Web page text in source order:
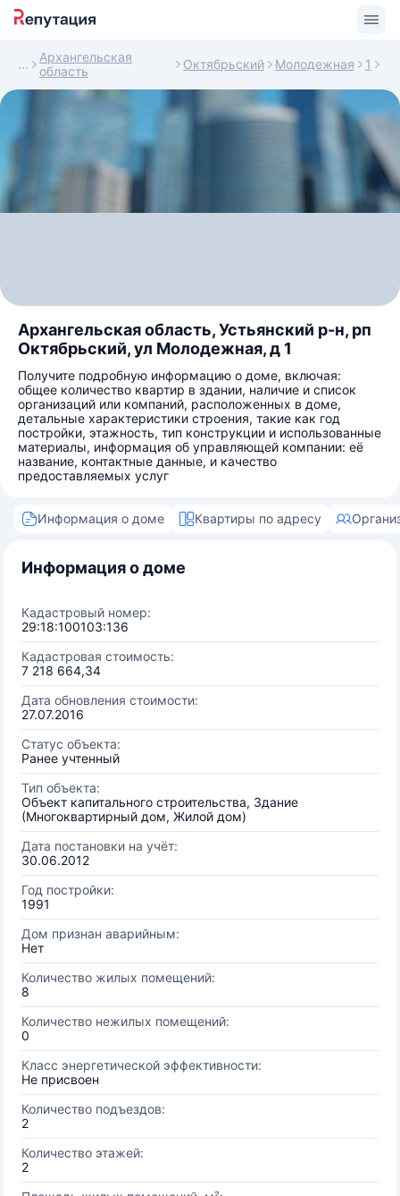
Архангельская
область
Октябрьский Молодежная 1
Архангельская область, Устьянский р-н, рп
Октябрьский, ул Молодежная, д 1
Получите подробную информацию о доме, включая:
общее количество квартир в здании, наличие и список
организаций или компаний, расположенных в доме,
детальные характеристики строения, такие как год
постройки, этажность, тип конструкции и использованные
материалы, информация об управляющей компании: её
название, контактные данные, и качество
предоставляемых услуг
Информация о доме Квартиры по адресу
Информация о доме
Кадастровый номер:
29:18:100103:136
Кадастровая стоимость:
7 218 664,34
Дата обновления стоимости:
27.07.2016
Статус объекта:
Ранее учтенный
Тип объекта:
Объект капитального строительства, Здание
(Многоквартирный дом, Жилой дом)
Дата постановки на учёт:
30.06.2012
Год постройки:
1991
Дом признан аварийным:
Нет
Количество жилых помещений:
8
Количество нежилых помещений:
0
Класс энергетической эффективности:
Не присвоен
Количество подъездов:
2
Количество этажей:
2